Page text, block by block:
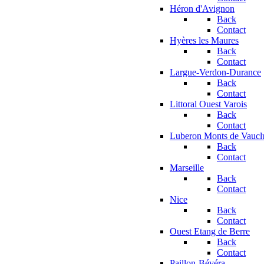
Héron d'Avignon
Back
Contact
Hyères les Maures
Back
Contact
Largue-Verdon-Durance
Back
Contact
Littoral Ouest Varois
Back
Contact
Luberon Monts de
Back
Contact
Marseille
Back
Contact
Nice
Back
Contact
Ouest Etang de Berre
Back
Contact